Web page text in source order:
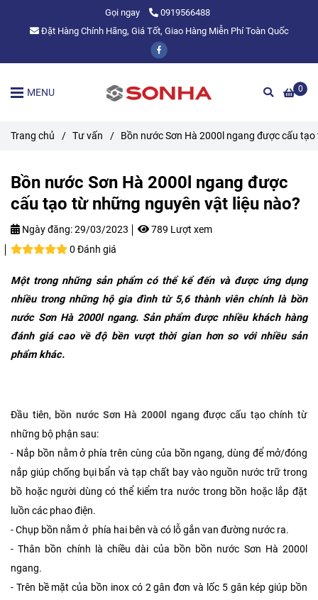
Gọi ngay
0919566488
Đặt Hàng Chính Hãng, Giá Tốt, Giao Hàng Miễn Phí Toàn Quốc
0
MENU
Trang chủ / Tư vấn / Bồn nước Sơn Hà 2000l ngang được cấu
Bồn nước Sơn Hà 2000l ngang được
cấu tạo từ những nguyên vật liệu nào?
Ngày đăng:29/03/2023
789 Lượt xem
0 Đánh giá
Một trong những sản phẩm có thể kể đến và được ứng dụng
nhiều trong những hộ gia đình từ 5,6 thành viên chính là bồn
nước Sơn Hà 2000l ngang. Sản phẩm được nhiều khách hàng
đánh giá cao về độ bền vượt thời gian hơn so với nhiều sản
phẩm khác.
Đầu tiên, bồn nước Sơn Hà 2000l ngangđược cấu tạo chính từ
những bộ phận sau:
- Nắp bồn nằm ở phía trên cùng của bồn ngang, dùng để mở/đóng
nắp giúp chống bụi bẩn và tạp chất bay vào nguồn nước trữ trong
bồ hoặc người dùng có thể kiểm tra nước trong bồn hoặc lắp đặt
luồn các phao điện.
-Chụp bồn nằm ở phía hai bên và có lỗ gắn van đường nước ra.
-Thân bồn chính là chiều dài của bồn bồn nước Sơn Hà 2000l
ngang.
- Trên bề mặt của bồn inox có 2 gân đơn và lốc 5 gân kép giúp bồn